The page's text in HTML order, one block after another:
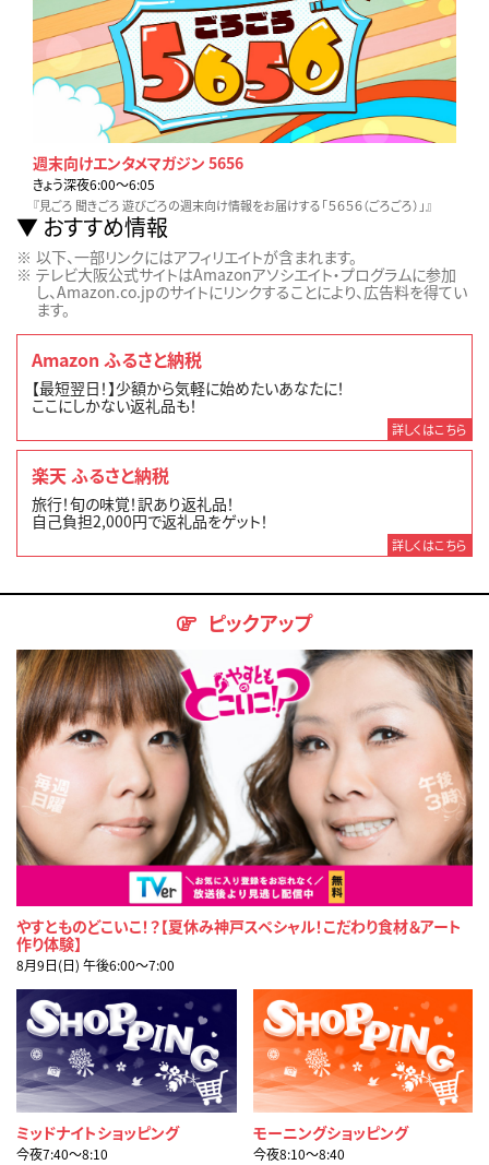
週末向けエンタメマガジン 5656
きょう深夜6:00〜6:05
『見ごろ 聞きごろ 遊びごろの週末向け情報をお届けする「５６５６（ごろごろ）」』
おすすめ情報
以下、一部リンクにはアフィリエイトが含まれます。
テレビ大阪公式サイトはAmazonアソシエイト・プログラムに参加
し、Amazon.co.jpのサイトにリンクすることにより、広告料を得てい
ます。
Amazon ふるさと納税
【最短翌日！】少額から気軽に始めたいあなたに！
ここにしかない返礼品も！
詳しくはこちら
楽天 ふるさと納税
旅行！旬の味覚！訳あり返礼品！
自己負担2,000円で返礼品をゲット！
詳しくはこちら
ピックアップ
やすとものどこいこ！？【夏休み神戸スペシャル！こだわり食材＆アート
作り体験】
8月9日(日) 午後6:00〜7:00
ミッドナイトショッピング
今夜7:40〜8:10
モーニングショッピング
今夜8:10〜8:40